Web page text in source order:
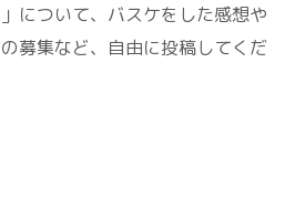
について、バスケをした感想や
募集など、自由に投稿してくだ